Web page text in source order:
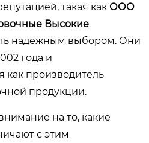
такая как ООО
Высокие
надежным выбором. Они
года и
как производитель
продукции.
на то, какие
с этим